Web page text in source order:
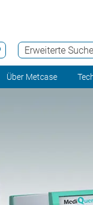
Erweiterte Suche
Über Metcase